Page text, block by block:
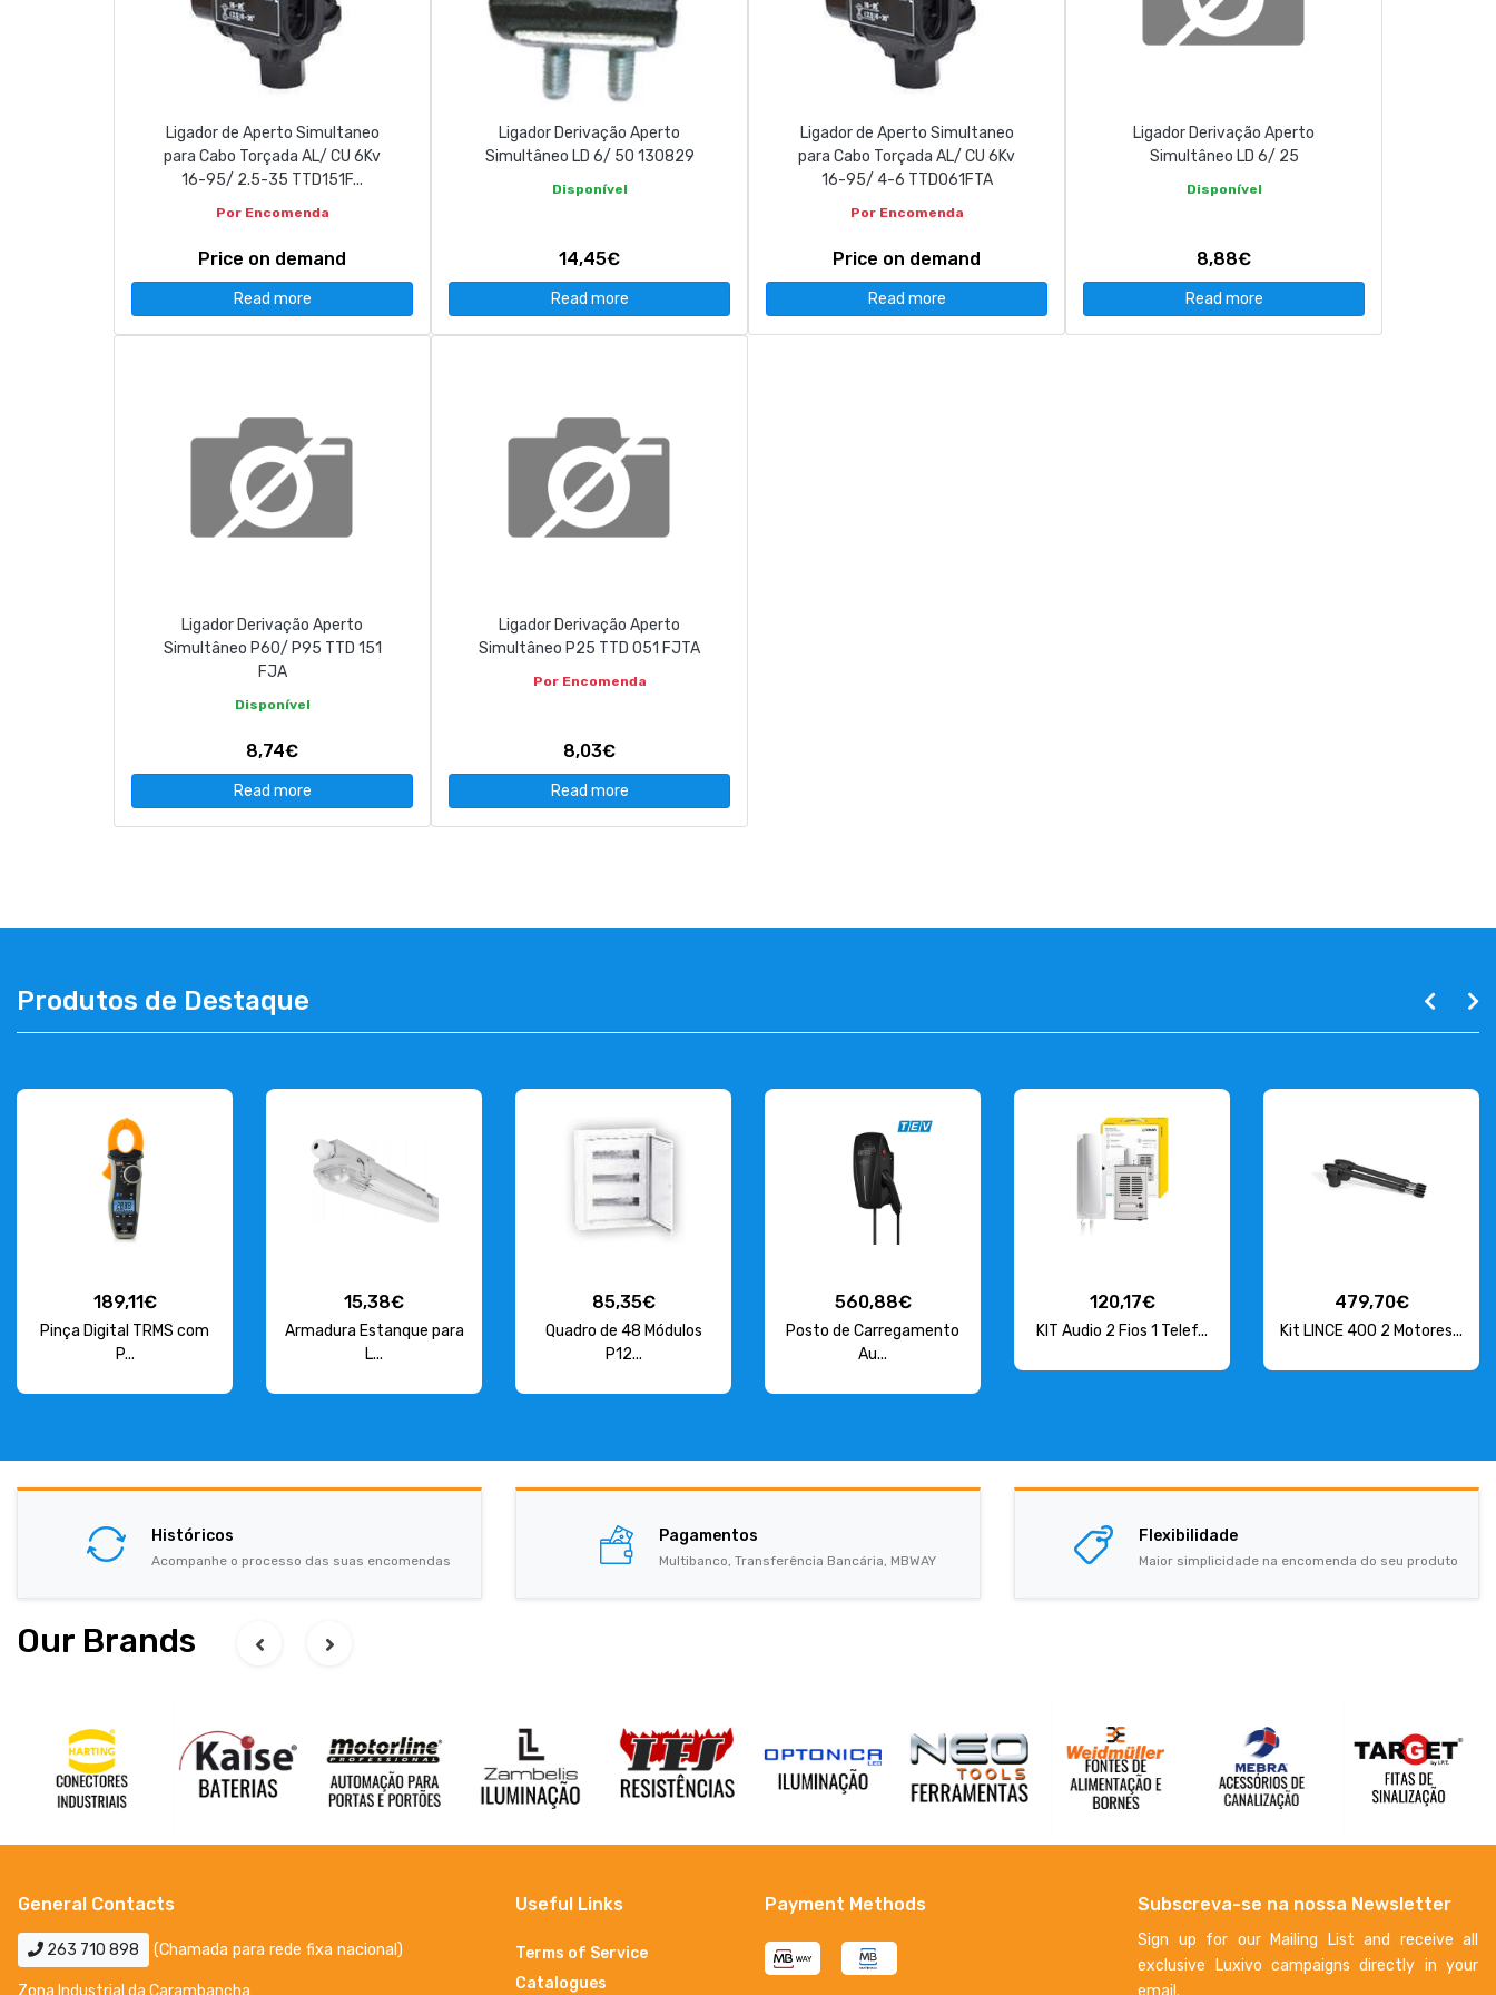
Ligador de Aperto Simultaneo
para Cabo Torçada AL/ CU 6Kv
16-95/ 2.5-35 TTD151F...
Por Encomenda
Price on demand
Read more
Ligador Derivação Aperto
Simultâneo LD 6/ 50 130829
Disponível
14,45€
Read more
Ligador de Aperto Simultaneo
para Cabo Torçada AL/ CU 6Kv
16-95/ 4-6 TTD061FTA
Por Encomenda
Price on demand
Read more
Ligador Derivação Aperto
Simultâneo LD 6/ 25
Disponível
8,88€
Read more
Ligador Derivação Aperto
Simultâneo P60/ P95 TTD 151
FJA
Disponível
8,74€
Read more
Ligador Derivação Aperto
Simultâneo P25 TTD 051 FJTA
Por Encomenda
8,03€
Read more
Produtos de Destaque
189,11€
Pinça Digital TRMS com
P...
15,38€
Armadura Estanque para
L...
85,35€
Quadro de 48 Módulos
P12...
560,88€
Posto de Carregamento
Au...
120,17€
KIT Audio 2 Fios 1 Telef...
479,70€
Kit LINCE 400 2 Motores...
Históricos
Acompanhe o processo das suas encomendas
Pagamentos
Multibanco, Transferência Bancária, MBWAY
Flexibilidade
Maior simplicidade na encomenda do seu produto
Our Brands
General Contacts
263 710 898 (Chamada para rede fixa nacional)
Zona Industrial da Carambancha
Useful Links
Terms of Service
Catalogues
Payment Methods Subscreva-se na nossa Newsletter
Sign up for our Mailing List and receive all
exclusive Luxivo campaigns directly in your
email.